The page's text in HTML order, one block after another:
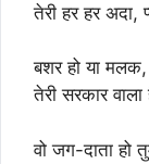
तेरी हर हर अदा,
बशर हो या
तेरी सरकार
वो जग-दाता हो